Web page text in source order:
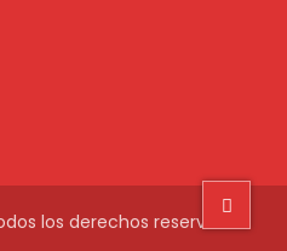
los derechos reservados.